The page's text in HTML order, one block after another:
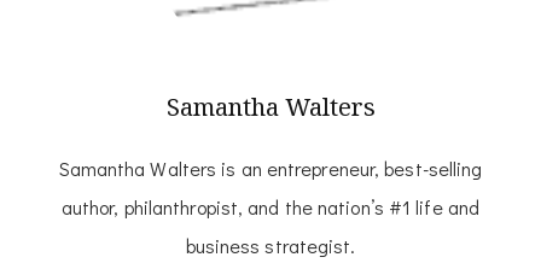
Samantha Walters
Samantha Walters is an entrepreneur, best-selling
author, philanthropist, and the nation’s #1 life and
business strategist.